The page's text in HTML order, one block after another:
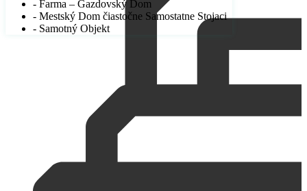
- Farma – Gazdovský Dom
- Mestský Dom čiastočne Samostatne Stojaci
- Samotný Objekt